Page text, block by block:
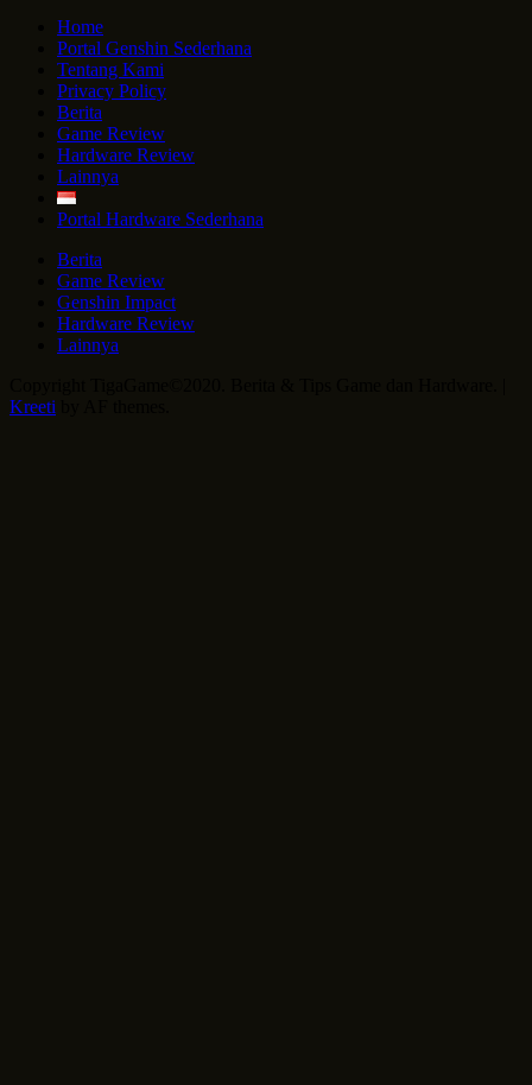
Home
Portal Genshin Sederhana
Tentang Kami
Privacy Policy
Berita
Game Review
Hardware Review
Lainnya
Portal Hardware Sederhana
Berita
Game Review
Genshin Impact
Hardware Review
Lainnya
Kreeti